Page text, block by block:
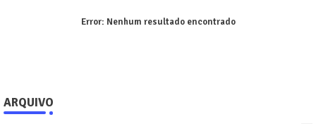
Error: Nenhum resultado encontrado
ARQUIVO